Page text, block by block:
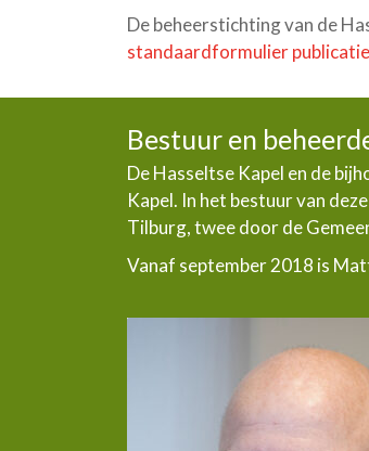
De beheerstichting van de
standaardformulier
Bestuur en
De Hasseltse Kapel en de
Kapel. In het bestuur van
Tilburg, twee door de
Vanaf september 2018 is